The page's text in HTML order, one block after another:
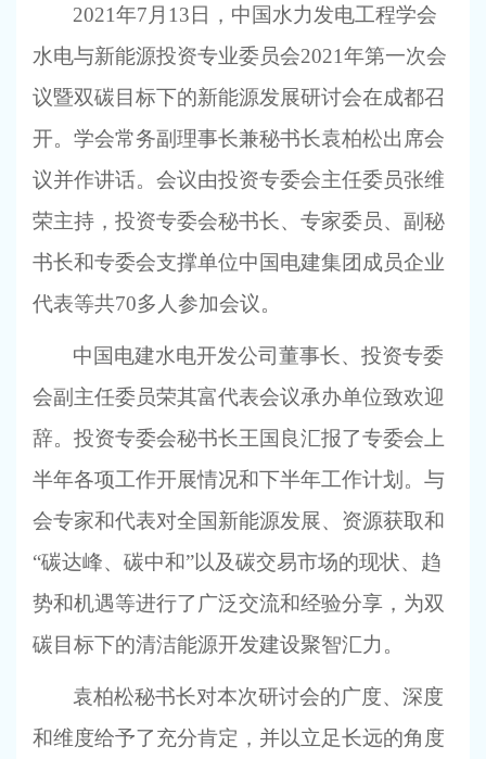
2021年7月13日，中国水力发电工程学会
水电与新能源投资专业委员会2021年第一次会
议暨双碳目标下的新能源发展研讨会在成都召
开。学会常务副理事长兼秘书长袁柏松出席会
议并作讲话。会议由投资专委会主任委员张维
荣主持，投资专委会秘书长、专家委员、副秘
书长和专委会支撑单位中国电建集团成员企业
代表等共70多人参加会议。
中国电建水电开发公司董事长、投资专委
会副主任委员荣其富代表会议承办单位致欢迎
辞。投资专委会秘书长王国良汇报了专委会上
半年各项工作开展情况和下半年工作计划。与
会专家和代表对全国新能源发展、资源获取和
“碳达峰、碳中和”以及碳交易市场的现状、趋
势和机遇等进行了广泛交流和经验分享，为双
碳目标下的清洁能源开发建设聚智汇力。
袁柏松秘书长对本次研讨会的广度、深度
和维度给予了充分肯定，并以立足长远的角度